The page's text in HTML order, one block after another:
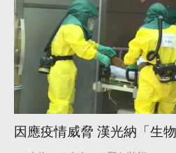
因應疫情威脅 漢光納「生物